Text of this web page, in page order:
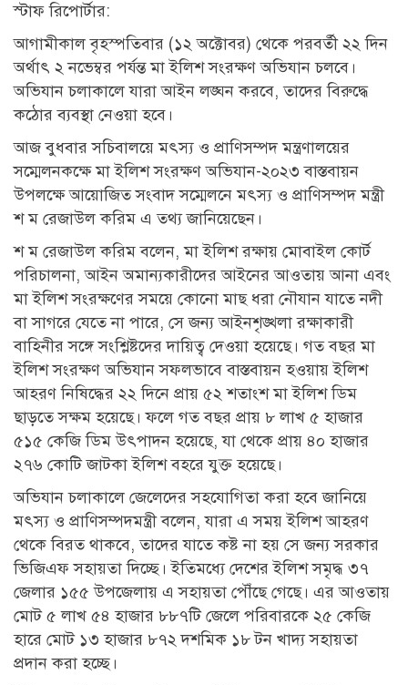
স্টাফ রিপোর্টার:
আগামীকাল বৃহস্পতিবার (১২ অক্টোবর) থেকে পরবর্তী ২২ দিন
অর্থাৎ ২ নভেম্বর পর্যন্ত মা ইলিশ সংরক্ষণ অভিযান চলবে।
অভিযান চলাকালে যারা আইন লঙ্ঘন করবে, তাদের বিরুদ্ধে
কঠোর ব্যবস্থা নেওয়া হবে।
আজ বুধবার সচিবালয়ে মৎস্য ও প্রাণিসম্পদ মন্ত্রণালয়ের
সম্মেলনকক্ষে মা ইলিশ সংরক্ষণ অভিযান-২০২৩ বাস্তবায়ন
উপলক্ষে আয়োজিত সংবাদ সম্মেলনে মৎস্য ও প্রাণিসম্পদ মন্ত্রী
শ ম রেজাউল করিম এ তথ্য জানিয়েছেন।
শ ম রেজাউল করিম বলেন, মা ইলিশ রক্ষায় মোবাইল কোর্ট
পরিচালনা, আইন অমান্যকারীদের আইনের আওতায় আনা এবং
মা ইলিশ সংরক্ষণের সময়ে কোনো মাছ ধরা নৌযান যাতে নদী
বা সাগরে যেতে না পারে, সে জন্য আইনশৃঙ্খলা রক্ষাকারী
বাহিনীর সঙ্গে সংশ্লিষ্টদের দায়িত্ব দেওয়া হয়েছে। গত বছর মা
ইলিশ সংরক্ষণ অভিযান সফলভাবে বাস্তবায়ন হওয়ায় ইলিশ
আহরণ নিষিদ্ধের ২২ দিনে প্রায় ৫২ শতাংশ মা ইলিশ ডিম
ছাড়তে সক্ষম হয়েছে। ফলে গত বছর প্রায় ৮ লাখ ৫ হাজার
৫১৫ কেজি ডিম উৎপাদন হয়েছে, যা থেকে প্রায় ৪০ হাজার
২৭৬ কোটি জাটকা ইলিশ বহরে যুক্ত হয়েছে।
অভিযান চলাকালে জেলেদের সহযোগিতা করা হবে জানিয়ে
মৎস্য ও প্রাণিসম্পদমন্ত্রী বলেন, যারা এ সময় ইলিশ আহরণ
থেকে বিরত থাকবে, তাদের যাতে কষ্ট না হয় সে জন্য সরকার
ভিজিএফ সহায়তা দিচ্ছে। ইতিমধ্যে দেশের ইলিশ সমৃদ্ধ ৩৭
জেলার ১৫৫ উপজেলায় এ সহায়তা পৌঁছে গেছে। এর আওতায়
মোট ৫ লাখ ৫৪ হাজার ৮৮৭টি জেলে পরিবারকে ২৫ কেজি
হারে মোট ১৩ হাজার ৮৭২ দশমিক ১৮ টন খাদ্য সহায়তা
প্রদান করা হচ্ছে।